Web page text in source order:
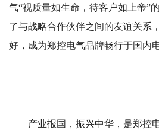
气“视质量如生命，待客户如上帝”
了与战略合作伙伴之间的友谊关系
好，成为郑控电气品牌畅行于国内
产业报国，振兴中华，是郑控电